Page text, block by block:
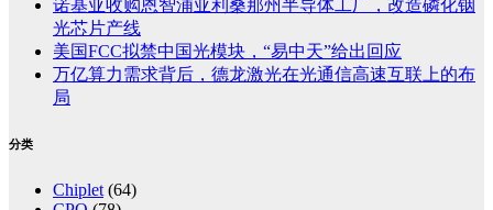
诺基亚收购恩智浦亚利桑那州半导体工厂，改造磷化铟
光芯片产线
美国FCC拟禁中国光模块，“易中天”给出回应
万亿算力需求背后，德龙激光在光通信高速互联上的布
局
分类
Chiplet (64)